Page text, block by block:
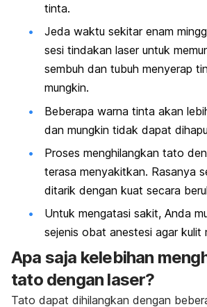
tinta.
Jeda waktu sekitar enam
sesi tindakan laser untuk
sembuh dan tubuh menyerap
mungkin.
Beberapa warna tinta akan
dan mungkin tidak dapat
Proses menghilangkan tato
terasa menyakitkan. Rasanya
ditarik dengan kuat secara
Untuk mengatasi sakit, Anda
sejenis obat anestesi agar kulit
Apa saja kelebihan
tato dengan laser?
Tato dapat dihilangkan dengan